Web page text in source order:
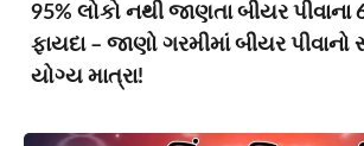
95% લોકો નથી જાણતા બીયર
ફાયદા – જાણો ગરમીમાં બીયર
યોગ્ય માત્રા!